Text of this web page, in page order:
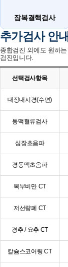
잠복결핵검사
추가검사 안내
종합검진 외에도 원하
검진입니다.
선택검사항목
대장내시경(수면)
동맥혈류검사
심장초음파
경동맥초음파
복부비만 CT
저선량폐 CT
경추 / 요추 CT
칼슘스코어링 CT